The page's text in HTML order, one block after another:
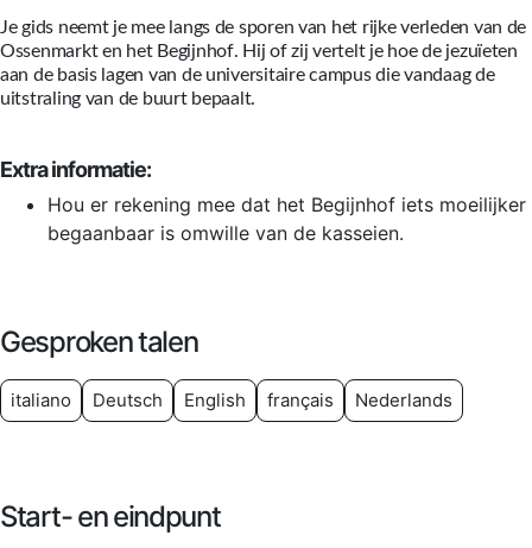
Je gids neemt je mee langs de sporen van het rijke verleden van de
Ossenmarkt en het Begijnhof. Hij of zij vertelt je hoe de jezuïeten
aan de basis lagen van de universitaire campus die vandaag de
uitstraling van de buurt bepaalt.
Extra informatie:
Hou er rekening mee dat het Begijnhof iets moeilijker
begaanbaar is omwille van de kasseien.
Gesproken talen
italiano Deutsch English français Nederlands
Start- en eindpunt